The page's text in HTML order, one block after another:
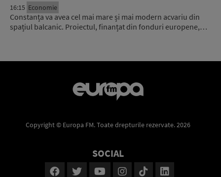
16:15 Economie
Constanța va avea cel mai mare și mai modern acvariu din
spațiul balcanic. Proiectul, finanțat din fonduri europene,…
Copyright © Europa FM. Toate drepturile rezervate. 2026
SOCIAL